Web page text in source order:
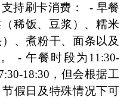
持刷卡消费：
- 早餐
（稀饭、豆浆）、糯米
、煮粉干、面条以及
- 午餐时段为11:30-
18:30，但会根据工
假日及特殊情况下可